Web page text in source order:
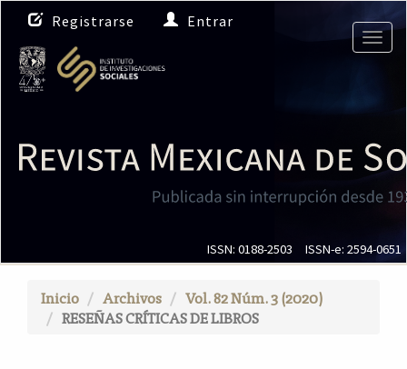
N
a
v
e
g
i
ó
n
c
Registrarse Entrar
ISSN: 0188-2503 ISSN-e: 2594-0651
Inicio Archivos
Vol. 82 Núm. 3 (2020)
RESEÑAS CRÍTICAS DE LIBROS